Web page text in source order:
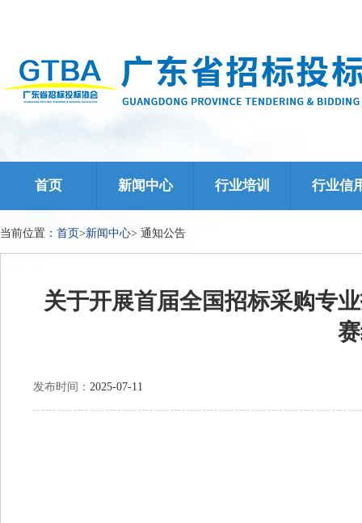
首页 新闻中心 行业培训 行业信
当前位置： 首页>新闻中心> 通知公告
关于开展首届全国招标采购专
发布时间： 2025-07-11